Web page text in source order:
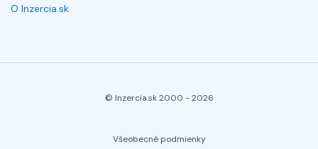
O Inzercia.sk
© Inzercia.sk 2000 -2026
Všeobecné podmienky